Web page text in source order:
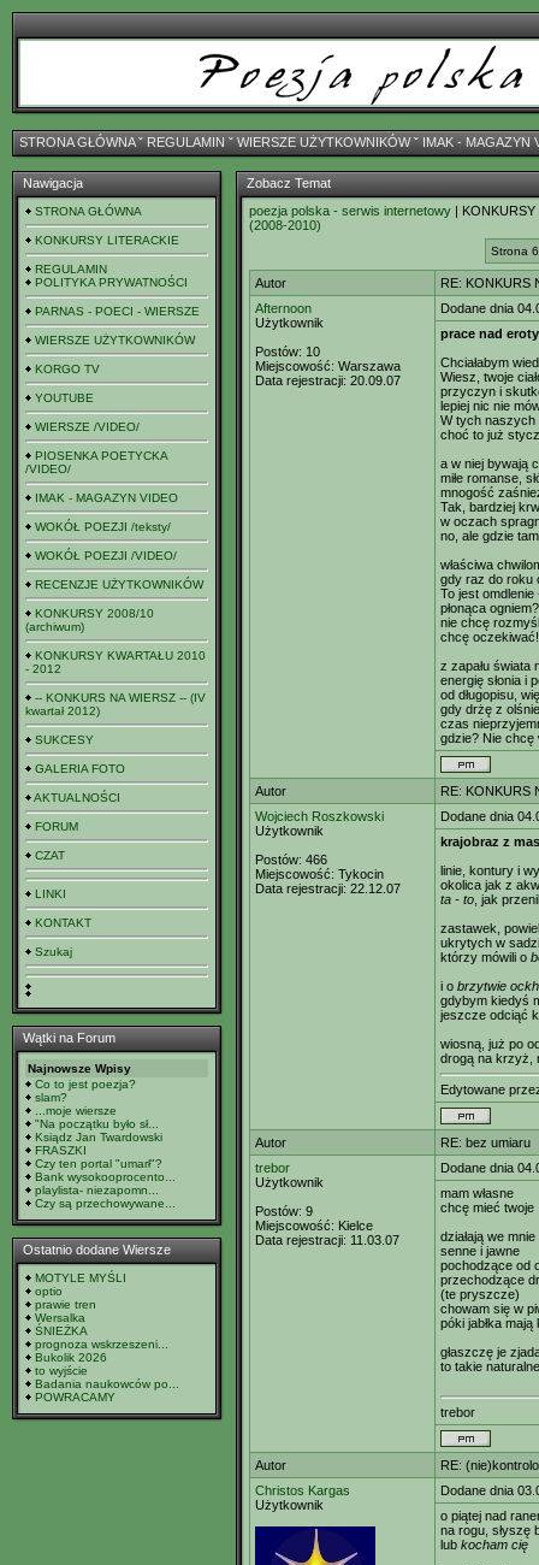
STRONA GŁÓWNAˇ REGULAMIN ˇ WIERSZE UŻYTKOWNIKÓWˇ IMAK - MAGAZYN
Nawigacja
STRONA GŁÓWNA
KONKURSY LITERACKIE
REGULAMIN
POLITYKA PRYWATNOŚCI
PARNAS - POECI - WIERSZE
WIERSZE UŻYTKOWNIKÓW
KORGO TV
YOUTUBE
WIERSZE /VIDEO/
PIOSENKA POETYCKA
/VIDEO/
IMAK - MAGAZYN VIDEO
WOKÓŁ POEZJI /teksty/
WOKÓŁ POEZJI /VIDEO/
RECENZJE UŻYTKOWNIKÓW
KONKURSY 2008/10
(archiwum)
KONKURSY KWARTAŁU 2010
- 2012
-- KONKURS NA WIERSZ -- (IV
kwartał 2012)
SUKCESY
GALERIA FOTO
AKTUALNOŚCI
FORUM
CZAT
LINKI
KONTAKT
Szukaj
Wątki na Forum
Najnowsze Wpisy
Co to jest poezja?
slam?
...moje wiersze
"Na początku było sł...
Ksiądz Jan Twardowski
FRASZKI
Czy ten portal "umarł"?
Bank wysokooprocento...
playlista- niezapomn...
Czy są przechowywane...
Ostatnio dodane Wiersze
MOTYLE MYŚLI
optio
prawie tren
Wersalka
ŚNIEŻKA
prognoza wskrzeszeni...
Bukolik 2026
to wyjście
Badania naukowców po...
POWRACAMY
Zobacz Temat
poezja polska - serwis internetowy |
(2008-2010)
Strona
Autor
RE: KONKURS
Afternoon
Użytkownik
Postów: 10
Miejscowość: Warszawa
Data rejestracji: 20.09.07
Dodane dnia
prace nad
Chciałabym
Wiesz, twoje
przyczyn i
lepiej nic nie
W tych naszych
choć to już
a w niej bywają
miłe romanse,
mnogość
Tak, bardziej
w oczach
no, ale gdzie
właściwa
gdy raz do roku
To jest
płonąca
nie chcę
chcę
z zapału świata
energię słonia i
od długopisu,
gdy drżę z
czas
gdzie? Nie chcę
Autor
RE: KONKURS
Wojciech Roszkowski
Użytkownik
Postów: 466
Miejscowość: Tykocin
Data rejestracji: 22.12.07
Dodane dnia
krajobraz z
linie, kontury i
okolica jak z
ta - to , jak
zastawek,
ukrytych w
którzy mówili o
i o brzytwie
gdybym kiedyś
jeszcze odciąć
wiosną, już po
drogą na krzyż,
Edytowane
Autor
RE: bez umiaru
trebor
Użytkownik
Postów: 9
Miejscowość: Kielce
Data rejestracji: 11.03.07
Dodane dnia
mam własne
chcę mieć twoje
działają we
senne i jawne
pochodzące od
przechodzące
(te pryszcze)
chowam się w
póki jabłka mają
głaszczę je
to takie naturalne
trebor
Autor
RE:
Christos Kargas
Użytkownik
Dodane dnia
o piątej nad
na rogu, słyszę
lub kocham cię